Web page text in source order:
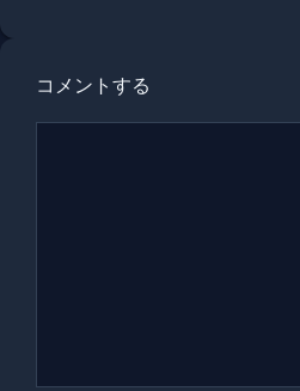
コメントする